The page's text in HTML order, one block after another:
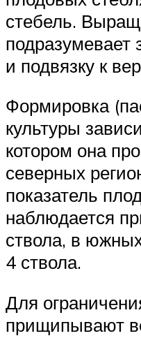
стебель.
подразумевает
и подвязку к
Формировка
культуры
котором она
северных
показатель
наблюдается
ствола, в
4 ствола.
Для
прищипывают